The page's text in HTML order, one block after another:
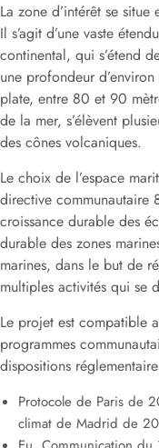
La zone d’intérêt se situe
Il s’agit d’une vaste
continental, qui s’étend
une profondeur
plate, entre 80 et 90
de la mer, s’élèvent
des cônes volcaniques.
Le choix de l’espace
directive
croissance durable des
durable des zones
marines, dans le but de
multiples activités qui se
Le projet est compatible
programmes
dispositions
Protocole de Paris de
climat de Madrid de